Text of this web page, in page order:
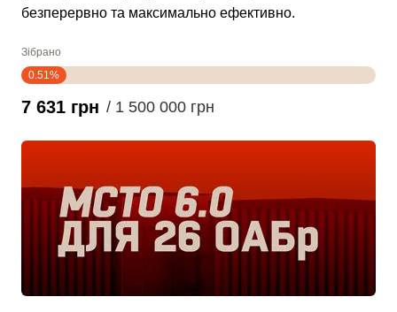
безперервно та максимально ефективно.
Зібрано
0.51%
7 631 грн / 1 500 000 грн